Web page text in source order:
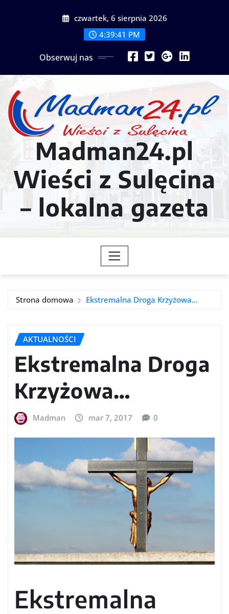
czwartek, 6 sierpnia 2026
4:39:44 PM
Obserwuj nas
Madman24.pl
Wieści z Sulęcina
– lokalna gazeta
Strona domowa Ekstremalna Droga Krzyżowa…
AKTUALNOŚCI
Ekstremalna Droga
Krzyżowa…
Madman mar 7, 2017 0
Ekstremalna